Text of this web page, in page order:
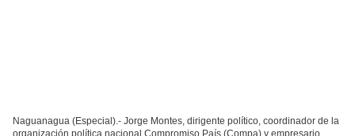
Naguanagua (Especial).- Jorge Montes, dirigente político, coordinador de la
organización política nacional Compromiso País (Compa) y empresario